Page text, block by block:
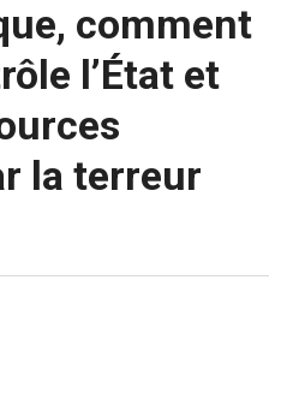
comment
l’État et
la terreur